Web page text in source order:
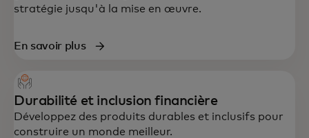
stratégie jusqu'à la mise en œuvre.
En savoir plus
Durabilité et inclusion financière
Développez des produits durables et inclusifs pour
construire un monde meilleur.